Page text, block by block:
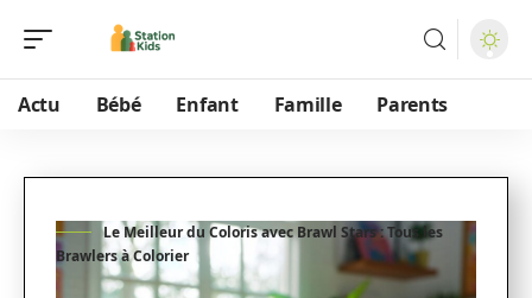
Actu Bébé Enfant Famille Parents
Le Meilleur du Coloris avec Brawl Stars : Tous les
Brawlers à Colorier